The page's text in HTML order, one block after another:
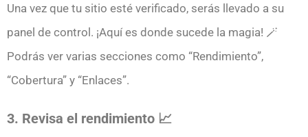
Una vez que tu sitio esté verificado, serás llevado a su
panel de control. ¡Aquí es donde sucede la magia! 🪄
Podrás ver varias secciones como “Rendimiento”,
“Cobertura” y “Enlaces”.
3. Revisa el rendimiento 📈